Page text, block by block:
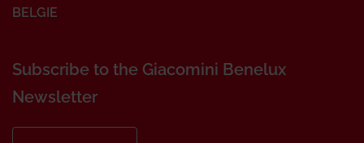
BELGIE
Subscribe to the Giacomini Benelux
Newsletter